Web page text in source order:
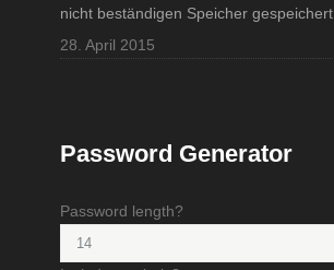
nicht beständigen Speicher gespeichert
28. April 2015
Password Generator
Password length?